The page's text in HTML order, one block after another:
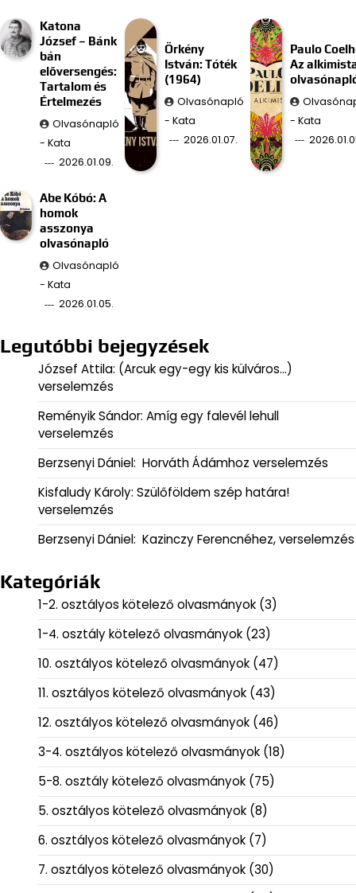
Katona
József – Bánk
bán
előversengés:
Tartalom és
Értelmezés
Olvasónapló
- Kata
2026.01.09.
Örkény
István: Tóték
(1964)
Olvasónapló
- Kata
2026.01.07.
Paulo
Az
- Kata
Abe Kóbó: A
homok
asszonya
olvasónapló
Olvasónapló
- Kata
2026.01.05.
Legutóbbi bejegyzések
József Attila: (Arcuk egy-egy kis külváros…)
verselemzés
Reményik Sándor: Amíg egy falevél lehull
verselemzés
Berzsenyi Dániel: Horváth Ádámhoz verselemzés
Kisfaludy Károly: Szülőföldem szép határa!
verselemzés
Berzsenyi Dániel: Kazinczy Ferencnéhez, verselemzés
Kategóriák
1-2. osztályos kötelező olvasmányok (3)
1-4. osztály kötelező olvasmányok (23)
10. osztályos kötelező olvasmányok (47)
11. osztályos kötelező olvasmányok (43)
12. osztályos kötelező olvasmányok (46)
3-4. osztályos kötelező olvasmányok (18)
5-8. osztály kötelező olvasmányok (75)
5. osztályos kötelező olvasmányok (8)
6. osztályos kötelező olvasmányok (7)
7. osztályos kötelező olvasmányok (30)